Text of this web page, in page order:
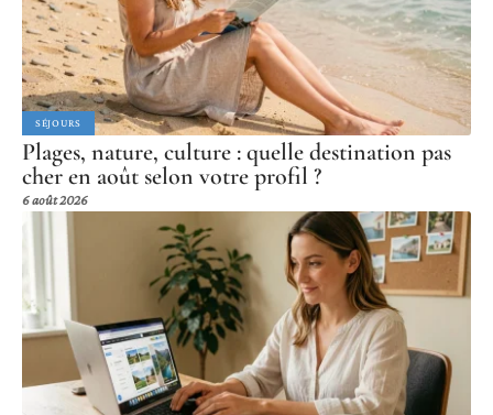
SÉJOURS
Plages, nature, culture : quelle destination pas
cher en août selon votre profil ?
6 août 2026